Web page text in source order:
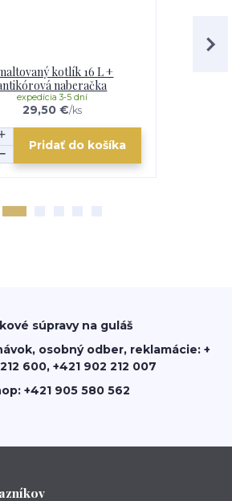
kotlík 16 L +
naberačka
29,50 €/ks
expedícia 3-5 dní
Pridať do košíka
súpravy na guláš
osobný odber, reklamácie: +
600, +421 902 212 007
+421 905 580 562